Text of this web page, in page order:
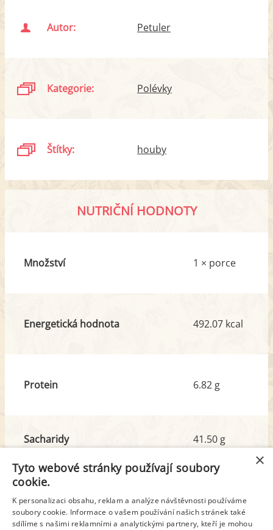
Autor: Petuler
Kategorie: Polévky
Štítky: houby
NUTRIČNÍ HODNOTY
Množství 1 × porce
Energetická hodnota 492.07 kcal
Protein 6.82 g
Sacharidy
z toho cukr
41.50 g
5.60 g
Tuk
z toho nas. mastné kyseliny
31.95 g
13.46 g
×
Tyto webové stránky používají soubory
cookie.
K personalizaci obsahu, reklam a analýze návštěvnosti používáme
soubory cookie. Informace o vašem používání našich stránek také
sdílíme s našimi reklamními a analytickými partnery, kteří je mohou